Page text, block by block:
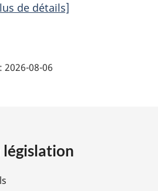
de détails]
2026-08-06
législation